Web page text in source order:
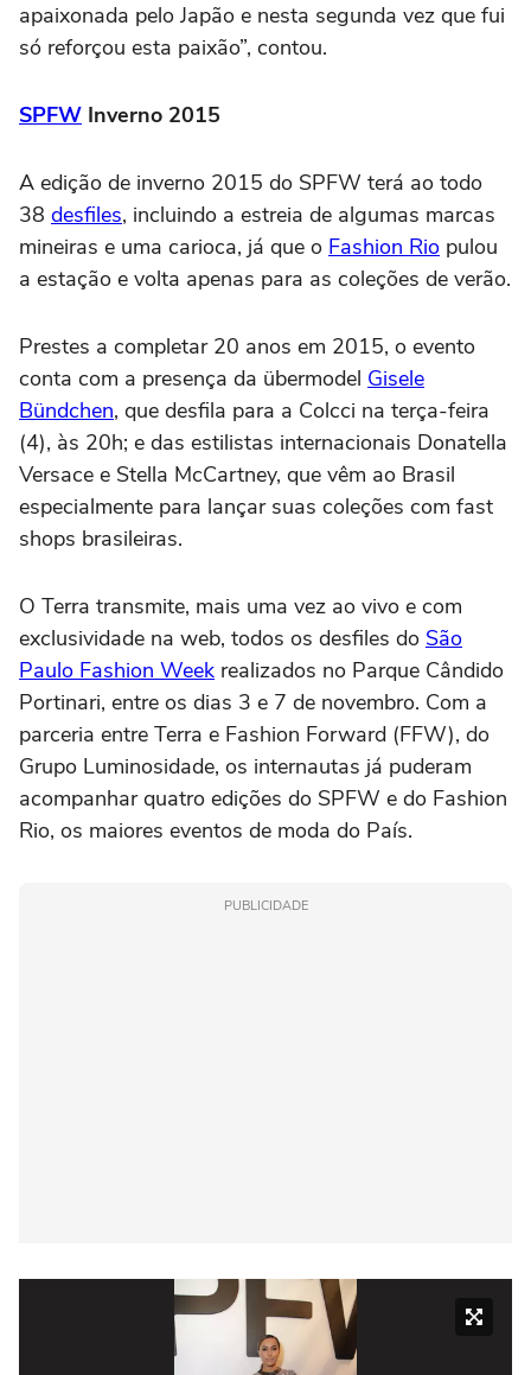
apaixonada pelo Japão e nesta segunda vez que fui
só reforçou esta paixão”, contou.
SPFW Inverno 2015
A edição de inverno 2015 do SPFW terá ao todo
38 desfiles, incluindo a estreia de algumas marcas
mineiras e uma carioca, já que o Fashion Rio pulou
a estação e volta apenas para as coleções de verão.
Prestes a completar 20 anos em 2015, o evento
conta com a presença da übermodel Gisele
Bündchen, que desfila para a Colcci na terça-feira
(4), às 20h; e das estilistas internacionais Donatella
Versace e Stella McCartney, que vêm ao Brasil
especialmente para lançar suas coleções com fast
shops brasileiras.
O Terra transmite, mais uma vez ao vivo e com
exclusividade na web, todos os desfiles do São
Paulo Fashion Week realizados no Parque Cândido
Portinari, entre os dias 3 e 7 de novembro. Com a
parceria entre Terra e Fashion Forward (FFW), do
Grupo Luminosidade, os internautas já puderam
acompanhar quatro edições do SPFW e do Fashion
Rio, os maiores eventos de moda do País.
PUBLICIDADE